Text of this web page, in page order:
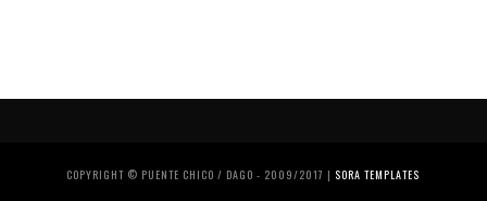
COPYRIGHT © PUENTE CHICO / DAGO - 2009/2017 | SORA TEMPLATES